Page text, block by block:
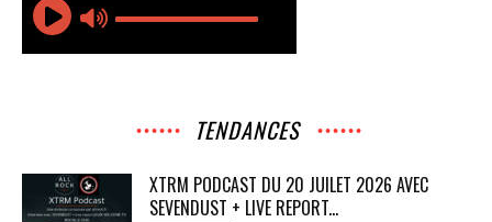
TENDANCES
XTRM PODCAST DU 20 JUILET 2026 AVEC
SEVENDUST + LIVE REPORT...